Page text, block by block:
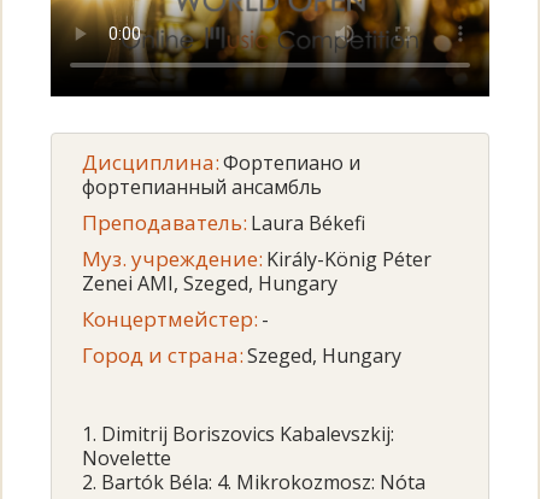
Дисциплина:Фортепиано и
фортепианный ансамбль
Преподаватель: Laura Békefi
Муз. учреждение: Király-König Péter
Zenei AMI, Szeged, Hungary
Концертмейстер: -
Город и страна:Szeged, Hungary
1. Dimitrij Boriszovics Kabalevszkij:
Novelette
2. Bartók Béla: 4. Mikrokozmosz: Nóta